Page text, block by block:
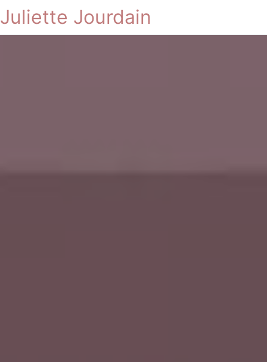
Juliette Jourdain